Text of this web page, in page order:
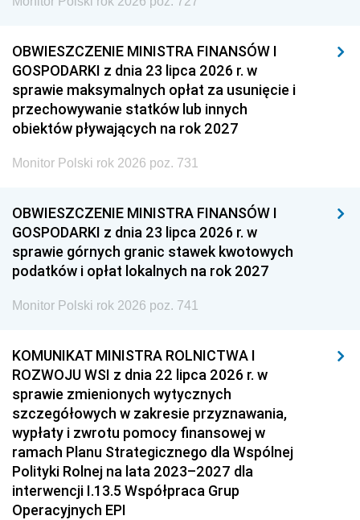
OBWIESZCZENIE MINISTRA FINANSÓW I
GOSPODARKI z dnia 23 lipca 2026 r. w
sprawie maksymalnych opłat za usunięcie i
przechowywanie statków lub innych
obiektów pływających na rok 2027
Monitor Polski rok 2026 poz. 731
OBWIESZCZENIE MINISTRA FINANSÓW I
GOSPODARKI z dnia 23 lipca 2026 r. w
sprawie górnych granic stawek kwotowych
podatków i opłat lokalnych na rok 2027
Monitor Polski rok 2026 poz. 741
KOMUNIKAT MINISTRA ROLNICTWA I
ROZWOJU WSI z dnia 22 lipca 2026 r. w
sprawie zmienionych wytycznych
szczegółowych w zakresie przyznawania,
wypłaty i zwrotu pomocy finansowej w
ramach Planu Strategicznego dla Wspólnej
Polityki Rolnej na lata 2023–2027 dla
interwencji I.13.5 Współpraca Grup
Operacyjnych EPI